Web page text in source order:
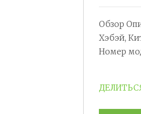
Обзор
Хэбэй,
Номер